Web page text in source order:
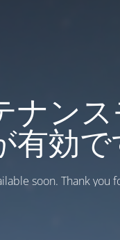
ナンス
有効で
soon. Thank you